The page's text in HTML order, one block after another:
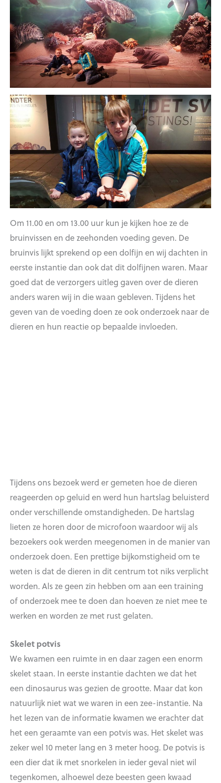
Om 11.00 en om 13.00 uur kun je kijken hoe ze de
bruinvissen en de zeehonden voeding geven. De
bruinvis lijkt sprekend op een dolfijn en wij dachten in
eerste instantie dan ook dat dit dolfijnen waren. Maar
goed dat de verzorgers uitleg gaven over de dieren
anders waren wij in die waan gebleven. Tijdens het
geven van de voeding doen ze ook onderzoek naar de
dieren en hun reactie op bepaalde invloeden.
Tijdens ons bezoek werd er gemeten hoe de dieren
reageerden op geluid en werd hun hartslag beluisterd
onder verschillende omstandigheden. De hartslag
lieten ze horen door de microfoon waardoor wij als
bezoekers ook werden meegenomen in de manier van
onderzoek doen. Een prettige bijkomstigheid om te
weten is dat de dieren in dit centrum tot niks verplicht
worden. Als ze geen zin hebben om aan een training
of onderzoek mee te doen dan hoeven ze niet mee te
werken en worden ze met rust gelaten.
Skelet potvis
We kwamen een ruimte in en daar zagen een enorm
skelet staan. In eerste instantie dachten we dat het
een dinosaurus was gezien de grootte. Maar dat kon
natuurlijk niet wat we waren in een zee-instantie. Na
het lezen van de informatie kwamen we erachter dat
het een geraamte van een potvis was. Het skelet was
zeker wel 10 meter lang en 3 meter hoog. De potvis is
een dier dat ik met snorkelen in ieder geval niet wil
tegenkomen, alhoewel deze beesten geen kwaad